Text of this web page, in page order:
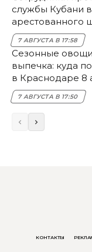
службы Кубани
арестованного
7 АВГУСТА В 17:58
Сезонные
выпечка: куда
в Краснодаре 8
7 АВГУСТА В 17:50
КОНТАКТЫ